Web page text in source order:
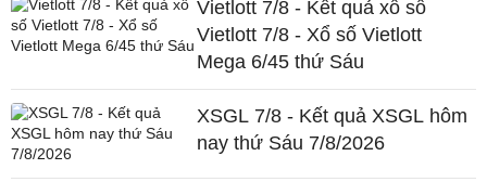
Vietlott 7/8 - Kết quả xổ số
Vietlott 7/8 - Xổ số Vietlott
Mega 6/45 thứ Sáu
XSGL 7/8 - Kết quả XSGL hôm
nay thứ Sáu 7/8/2026